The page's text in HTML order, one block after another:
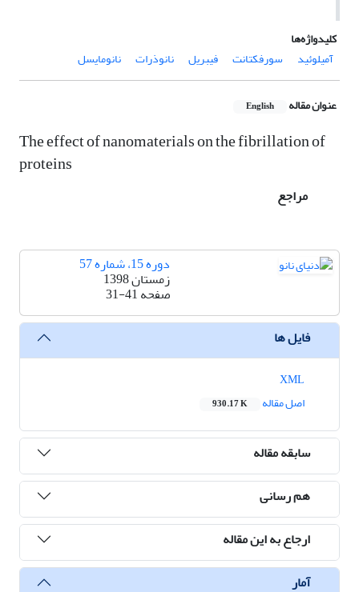
کلیدواژه‌ها
آمیلوئید
سورفکتانت فیبریل نانوذرات نانومایسل
عنوان مقاله English
The effect of nanomaterials on the fibrillation of
proteins
مراجع
دوره 15، شماره 57
زمستان 1398
صفحه31-41
فایل ها
اصل مقاله
930.17 K
سابقه مقاله
هم رسانی
ارجاع به این مقاله
آمار